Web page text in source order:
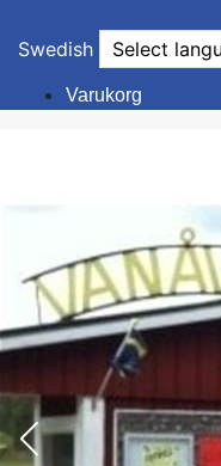
Swedish Select
Varukorg